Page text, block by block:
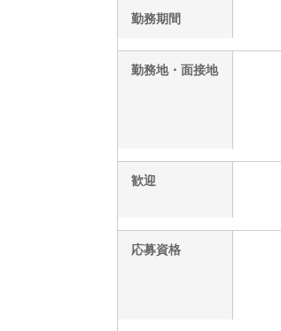
勤務期間
勤務地・面接地
歓迎
応募資格